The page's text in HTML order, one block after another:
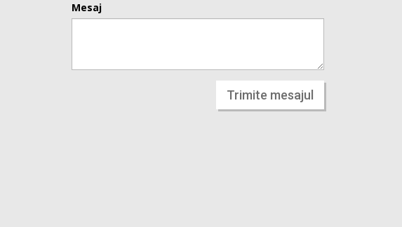
Mesaj
Trimite mesajul